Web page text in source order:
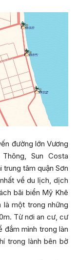
đường lớn Vương
Sun Costa
tâm quận Sơn
về du lịch, dịch
bãi biển Mỹ Khê
là một trong những
Từ nơi an cư, cư
đắm mình trong làn
trong lành bên bờ